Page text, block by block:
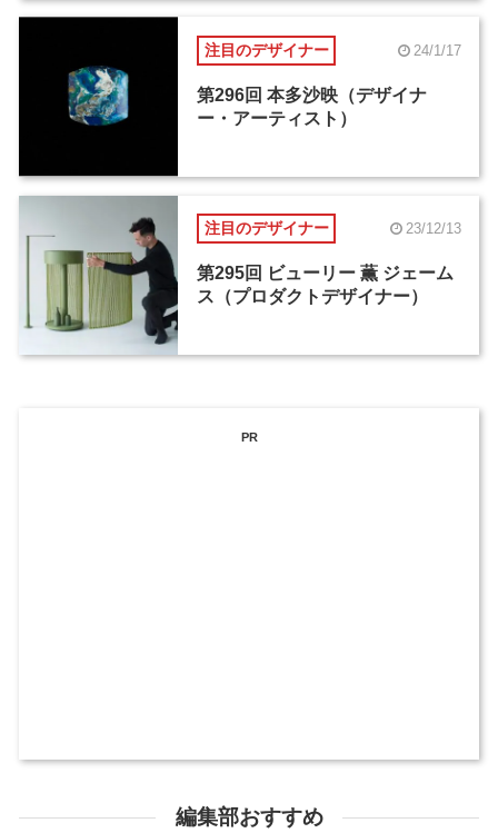
注目のデザイナー 24/1/17
第296回 本多沙映（デザイナ
ー・アーティスト）
注目のデザイナー 23/12/13
第295回 ビューリー 薫 ジェーム
ス（プロダクトデザイナー）
PR
編集部おすすめ